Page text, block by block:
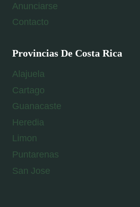
Anunciarse
Contacto
Provincias De Costa Rica
Alajuela
Cartago
Guanacaste
Heredia
Limon
Puntarenas
San Jose